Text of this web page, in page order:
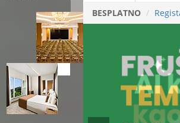
BESPLATNO